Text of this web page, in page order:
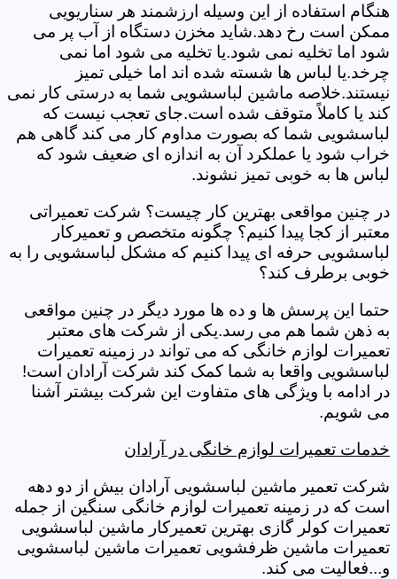
هنگام استفاده از این وسیله ارزشمند هر سناریویی
ممکن است رخ دهد.شاید مخزن دستگاه از آب پر می
شود اما تخلیه نمی شود.یا تخلیه می شود اما نمی
چرخد.یا لباس ها شسته شده اند اما خیلی تمیز
نیستند.خلاصه ماشین لباسشویی شما به درستی کار نمی
کند یا کاملاً متوقف شده است.جای تعجب نیست که
لباسشویی شما که بصورت مداوم کار می کند گاهی هم
خراب شود یا عملکرد آن به اندازه ای ضعیف شود که
لباس ها به خوبی تمیز نشوند.
در چنین مواقعی بهترین کار چیست؟ شرکت تعمیراتی
معتبر از کجا پیدا کنیم؟ چگونه متخصص و تعمیرکار
لباسشویی حرفه ای پیدا کنیم که مشکل لباسشویی را به
خوبی برطرف کند؟
حتما این پرسش ها و ده ها مورد دیگر در چنین مواقعی
به ذهن شما هم می رسد.یکی از شرکت های معتبر
تعمیرات لوازم خانگی که می تواند در زمینه تعمیرات
لباسشویی واقعا به شما کمک کند شرکت آرادان است!
در ادامه با ویژگی های متفاوت این شرکت بیشتر آشنا
می شویم.
خدمات تعمیرات لوازم خانگی در آرادان
شرکت تعمیر ماشین لباسشویی آرادان بیش از دو دهه
است که در زمینه تعمیرات لوازم خانگی سنگین از جمله
تعمیرات کولر گازی بهترین تعمیرکار ماشین لباسشویی
تعمیرات ماشین ظرفشویی تعمیرات ماشین لباسشویی
و...فعالیت می کند.